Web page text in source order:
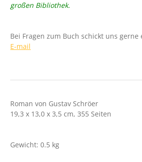
großen Bibliothek.
Bei Fragen zum Buch schickt uns gerne
E-mail
Roman von Gustav Schröer
19,3 x 13,0 x 3,5 cm, 355 Seiten
Gewicht: 0.5 kg